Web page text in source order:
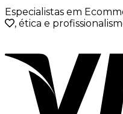
Especialistas em
, ética e